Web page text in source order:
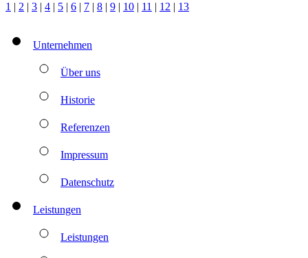
1 | 2 | 3 | 4 | 5 | 6 | 7 | 8 | 9 | 10 | 11 | 12 | 13
Unternehmen
Über uns
Historie
Referenzen
Impressum
Datenschutz
Leistungen
Leistungen